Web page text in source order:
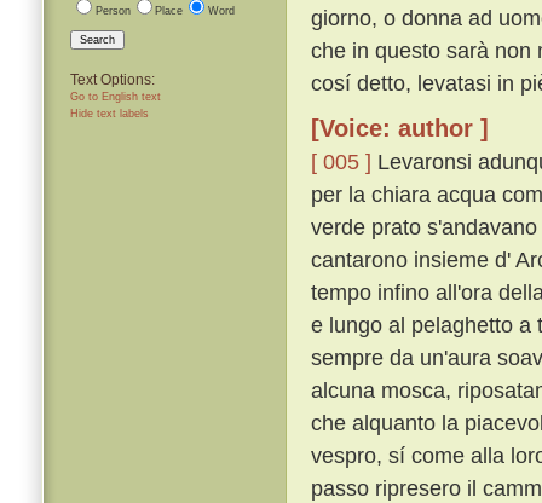
Person Place Word
Search
Text Options:
Go to English text
Hide text labels
giorno, o donna ad
che in questo sarà non
cosí detto, levatasi in
[Voice: author ]
[ 005 ] Levaronsi
per la chiara acqua
verde prato
cantarono insieme d'
tempo infino all'ora
e lungo al pelaghetto a
sempre da un'aura
alcuna mosca,
che alquanto la
vespro, sí come alla
passo ripresero il